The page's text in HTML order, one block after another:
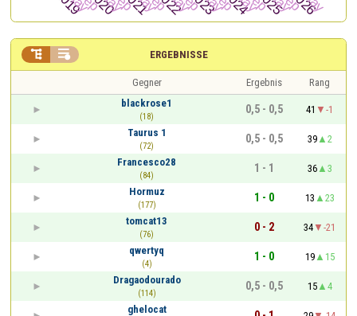
ERGEBNISSE
 
Gegner Ergebnis
Rang
blackrose1
(18)
0,5 - 0,5 41
-1
Taurus 1
(72)
0,5 - 0,5 39
2
Francesco28
(84)
1 - 1 36
3
Hormuz
(177)
1 - 0 13
23
tomcat13
(76)
0 - 2 34
-21
qwertyq
(4)
1 - 0 19
15
Dragaodourado
(114)
0,5 - 0,5 15
4
ghelocat